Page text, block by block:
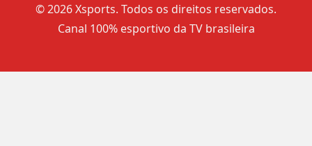
© 2026 Xsports. Todos os direitos reservados.
Canal 100% esportivo da TV brasileira